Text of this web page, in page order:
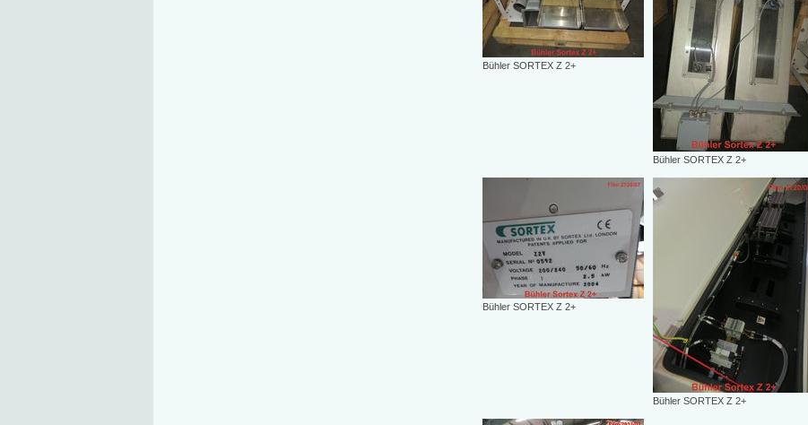
Bühler SORTEX Z 2+
Bühler SORTEX Z 2+
Bühler SORTEX Z 2+
Bühler SORTEX Z 2+